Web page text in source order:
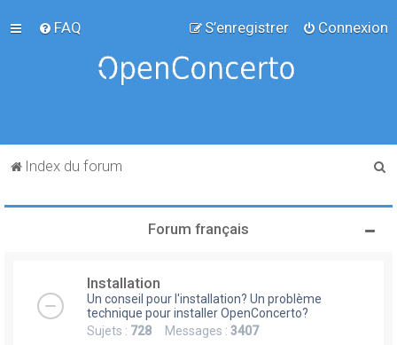
FAQ Connexion
S’enregistrer
Index du forum
Forum français
Installation
Un conseil pour l'installation? Un problème
technique pour installer OpenConcerto?
Sujets : 728 Messages : 3407